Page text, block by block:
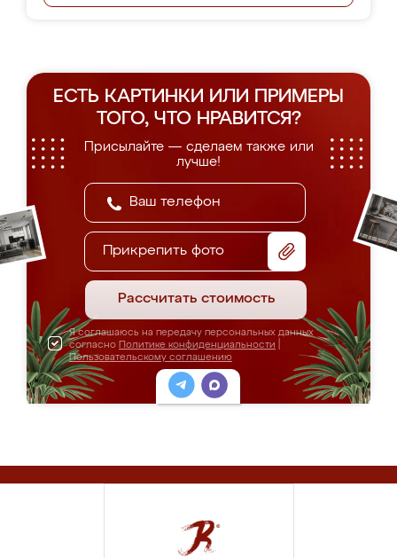
ЕСТЬ КАРТИНКИ ИЛИ ПРИМЕРЫ
ТОГО, ЧТО НРАВИТСЯ?
Присылайте — сделаем также или
лучше!
Прикрепить фото
Рассчитать стоимость
Я соглашаюсь на передачу персональных данных
согласно Политике конфиденциальности
Пользовательскому соглашению